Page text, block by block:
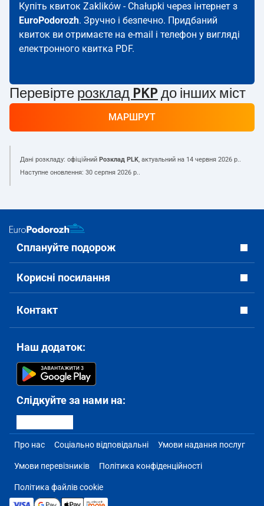
Купіть квиток Zaklików - Chałupki через інтернет з
EuroPodorozh. Зручно і безпечно. Придбаний
квиток ви отримаєте на e-mail і телефон у вигляді
електронного квитка PDF.
Перевірте розклад PKP до інших міст
МАРШРУТ
Дані розкладу: офіційний Розклад PLK, актуальний на 14 червня 2026 р..
Наступне оновлення: 30 серпня 2026 р..
Сплануйте подорож
Корисні посилання
Контакт
Наш додаток:
Слідкуйте за нами на:
Про нас Соціально відповідальні Умови надання послуг
Умови перевізників Політика конфіденційності
Політика файлів cookie